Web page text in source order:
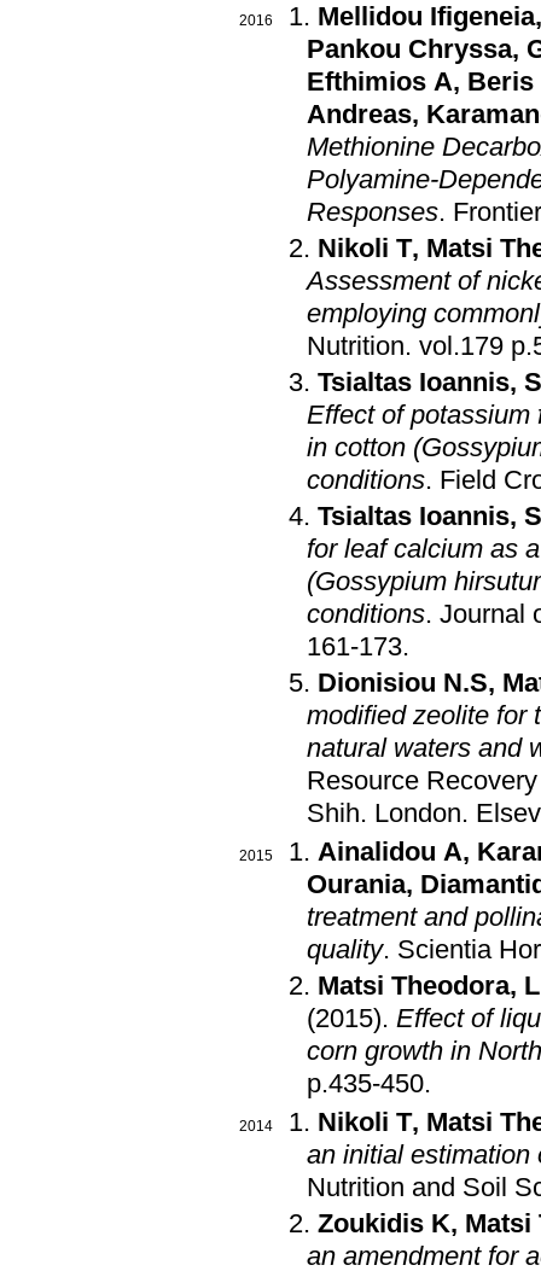
2016 Mellidou Ifigeneia
Pankou Chryssa,
Efthimios A, Beris
Andreas,
Methionine
Polyamine-
Responses.
Nikoli T, Matsi
Assessment of
employing
Nutrition.
Tsialtas Ioannis,
Effect of potassium
in cotton
conditions. Field
Tsialtas Ioannis,
for leaf calcium as
(Gossypium
conditions. Journal
161-173.
Dionisiou N.S,
modified zeolite for
natural waters and
Resource
Shih. London.
2015 Ainalidou A,
Ourania,
treatment and
quality. Scientia
Matsi Theodora,
(2015). Effect of
corn growth in
p.435-450.
2014 Nikoli T, Matsi
an initial estimation
Nutrition and Soil
Zoukidis K, Matsi
an amendment for